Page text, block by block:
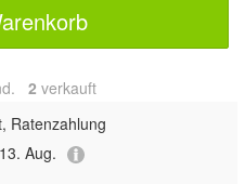
2 verkauft
Ratenzahlung
Aug.